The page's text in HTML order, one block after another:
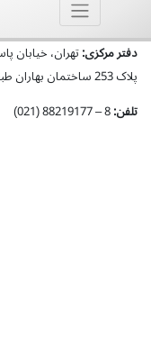
دفتر مرکزی:تهران، خیابان
پلاک 253 ساختمان بهاران طبقه پنجم واحد 25.
تلفن: